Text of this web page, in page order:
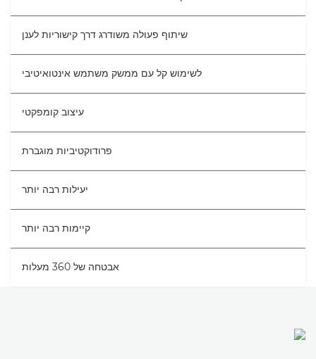
גלריה
שיתוף פעולה משודרג דרך קישוריות לענן
לשימוש קל עם ממשק משתמש אינטואיטיבי
עיצוב קומפקטי
פרודוקטיביות מוגברת
יעילות רבה יותר
קיימות רבה יותר
אבטחה של 360 מעלות